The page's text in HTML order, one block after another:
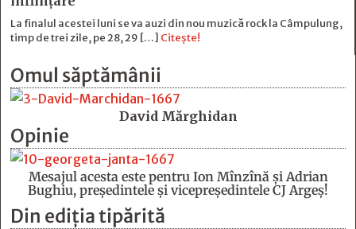
La finalul acestei luni se va auzi din nou muzică rock la Câmpulung,
timp de trei zile, pe 28, 29 […] Citește!
Omul săptămânii
David Mărghidan
Opinie
Mesajul acesta este pentru Ion Mînzînă şi Adrian
Bughiu, preşedintele şi vicepreşedintele CJ Argeş!
Din ediția tipărită